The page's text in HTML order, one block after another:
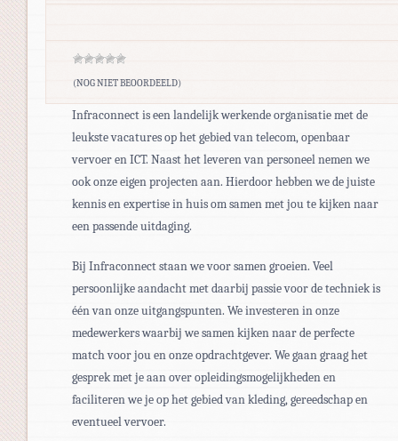
(NOG NIET BEOORDEELD)
Infraconnect is een landelijk werkende organisatie met de
leukste vacatures op het gebied van telecom, openbaar
vervoer en ICT. Naast het leveren van personeel nemen we
ook onze eigen projecten aan. Hierdoor hebben we de juiste
kennis en expertise in huis om samen met jou te kijken naar
een passende uitdaging.
Bij Infraconnect staan we voor samen groeien. Veel
persoonlijke aandacht met daarbij passie voor de techniek is
één van onze uitgangspunten. We investeren in onze
medewerkers waarbij we samen kijken naar de perfecte
match voor jou en onze opdrachtgever. We gaan graag het
gesprek met je aan over opleidingsmogelijkheden en
faciliteren we je op het gebied van kleding, gereedschap en
eventueel vervoer.